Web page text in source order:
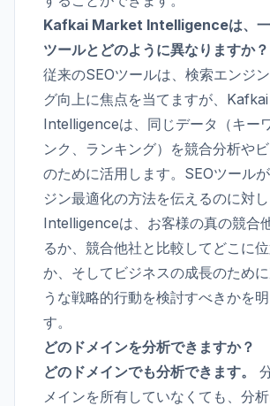
Kafkai Market Intelligenceは、一
ツールとどのように異なりますか？
従来のSEOツールは、検索エンジ
グ向上に焦点を当てますが、
Intelligenceは、同じデータ（キー
ンク、ランキング）を競合分析や
のために活用します。SEOツール
ジン最適化の方法を伝えるのに対
Intelligenceは、お客様の真の競合
るか、競合他社と比較してどこに
か、そしてビジネスの成長のため
うな戦略的行動を検討すべきかを
す。
どのドメインを分析できますか？
どのドメインでも分析できます。
メインを所有していなくても、分